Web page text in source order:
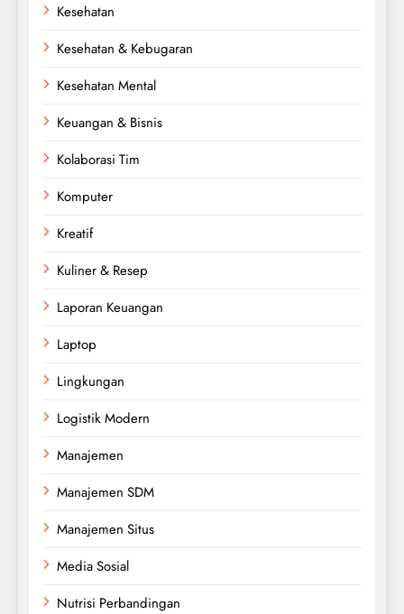
Kesehatan
Kesehatan & Kebugaran
Kesehatan Mental
Keuangan & Bisnis
Kolaborasi Tim
Komputer
Kreatif
Kuliner & Resep
Laporan Keuangan
Laptop
Lingkungan
Logistik Modern
Manajemen
Manajemen SDM
Manajemen Situs
Media Sosial
Nutrisi Perbandingan